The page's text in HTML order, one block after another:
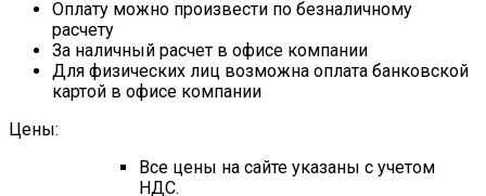
Оплату можно произвести по безналичному
расчету
За наличный расчет в офисе компании
Для физических лиц возможна оплата банковской
картой в офисе компании
Цены:
Все цены на сайте указаны с учетом
НДС.